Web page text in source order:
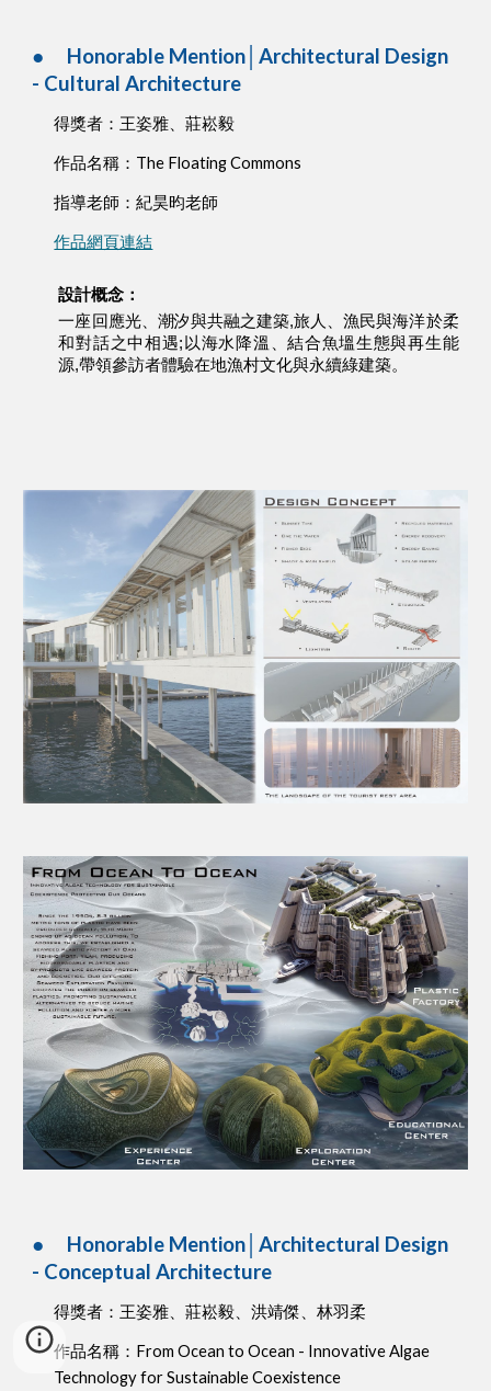
●
Honorable Mention│Architectural Design
- Cultural Architecture
得獎者：王姿雅、莊崧毅
作品名稱：The Floating Commons
指導老師：紀昊昀老師
作品網頁連結
設計概念：
一座回應光、潮汐與共融之建築,旅人、漁民與海洋於柔
和對話之中相遇;以海水降溫、結合魚塭生態與再生能
源,帶領參訪者體驗在地漁村文化與永續綠建築。
●
Honorable Mention│Architectural Design
- Conceptual Architecture
得獎者：王姿雅、莊崧毅、洪靖傑、林羽柔
作品名稱：From Ocean to Ocean - Innovative Algae
Technology for Sustainable Coexistence